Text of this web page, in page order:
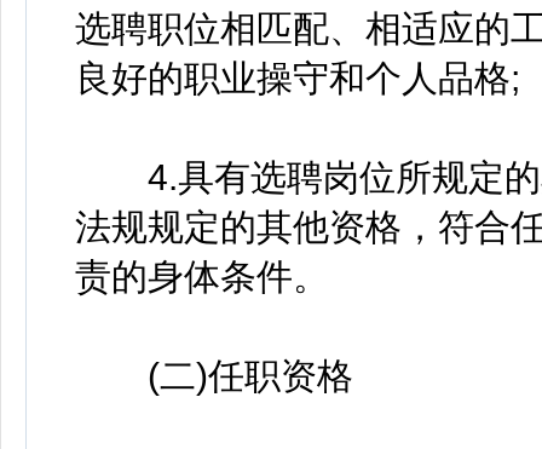
选聘职位相匹配、相适应的
良好的职业操守和个人品格;
4.具有选聘岗位所规定的
法规规定的其他资格，符合
责的身体条件。
(二)任职资格